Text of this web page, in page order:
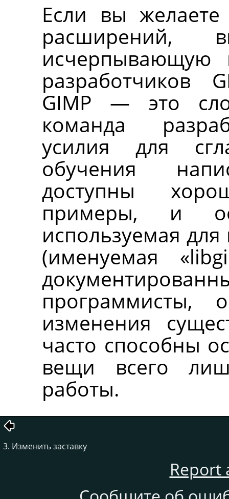
Если вы
расширений,
исчерпывающую
разработчиков
GIMP — это
команда
усилия для
обучения
доступны
примеры, и
используемая
(именуемая «
программисты,
изменения
часто способны
вещи всего
работы.
3. Изменить заставку
Report